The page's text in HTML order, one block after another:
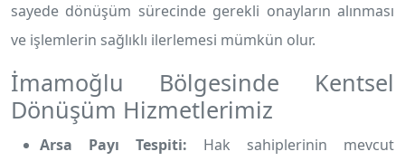
sayede dönüşüm sürecinde gerekli onayların alınması
ve işlemlerin sağlıklı ilerlemesi mümkün olur.
İmamoğlu Bölgesinde Kentsel
Dönüşüm Hizmetlerimiz
Arsa Payı Tespiti: Hak sahiplerinin mevcut